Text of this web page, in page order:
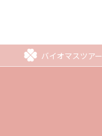
リ、その他の通信手
起算して3日以内に申
業日の受付となりま
バイオマスツア